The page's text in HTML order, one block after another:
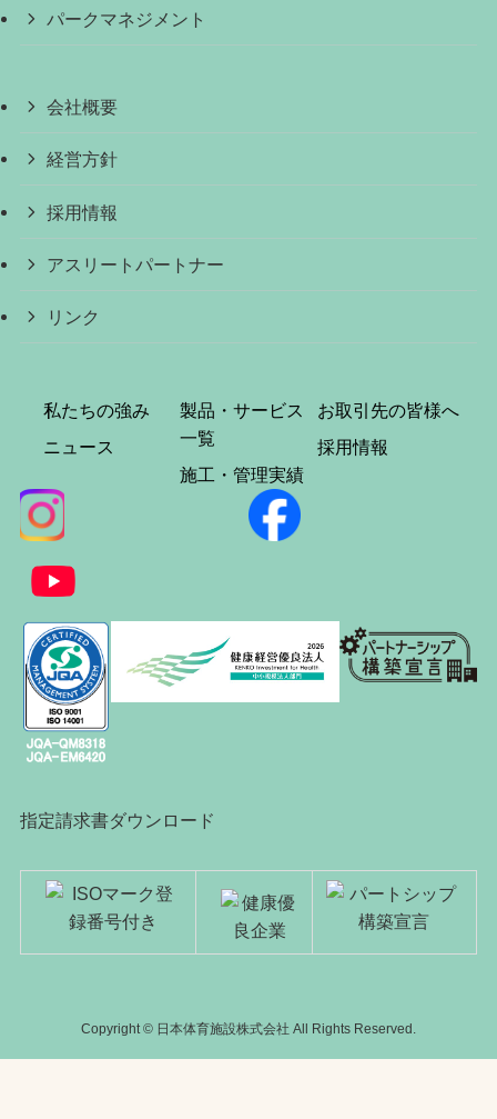
パークマネジメント
会社概要
経営方針
採用情報
アスリートパートナー
リンク
私たちの強み
ニュース
製品・サービス
一覧
施工・管理実績
お取引先の皆様へ
採用情報
指定請求書ダウンロード
Copyright © 日本体育施設株式会社 All Rights Reserved.